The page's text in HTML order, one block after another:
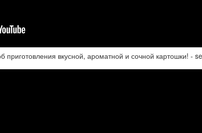
вкусной, ароматной и сочной картошки! -